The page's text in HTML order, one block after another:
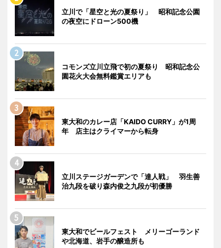
立川で「星空と光の夏祭り」 昭和記念公園
の夜空にドローン500機
コモンズ立川立飛で初の夏祭り 昭和記念公
園花火大会無料鑑賞エリアも
東大和のカレー店「KAIDO CURRY」が1周
年 店主はクライマーから転身
立川ステージガーデンで「達人戦」 羽生善
治九段を破り森内俊之九段が初優勝
東大和でビールフェスト メリーゴーランド
や北海道、岩手の醸造所も